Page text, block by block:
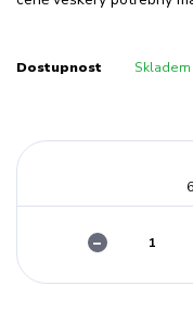
Dostupnost Skladem